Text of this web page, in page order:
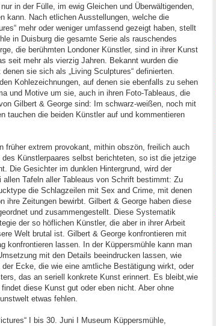
in der Fülle, im ewig Gleichen und Überwältigenden,
kann. Nach etlichen Ausstellungen, welche die
mehr oder weniger umfassend gezeigt haben, stellt
in Duisburg die gesamte Serie als rauschendes
die berühmten Londoner Künstler, sind in ihrer Kunst
seit mehr als vierzig Jahren. Bekannt wurden die
sie sich als „Living Sculptures“ definierten.
Kohlezeichnungen, auf denen sie ebenfalls zu sehen
und Motive um sie, auch in ihren Foto-Tableaus, die
Gilbert & George sind: Im schwarz-weißen, noch mit
tauchen die beiden Künstler auf und kommentieren
früher extrem provokant, mithin obszön, freilich auch
Künstlerpaares selbst berichteten, so ist die jetzige
Die Gesichter im dunklen Hintergrund, wird der
allen Tafeln aller Tableaus von Schrift bestimmt: Zu
die Schlagzeilen mit Sex and Crime, mit denen
ihre Zeitungen bewirbt. Gilbert & George haben diese
und zusammengestellt. Diese Systematik
der so höflichen Künstler, die aber in ihrer Arbeit
Welt brutal ist. Gilbert & George konfrontieren mit
konfrontieren lassen. In der Küppersmühle kann man
mit den Details beeindrucken lassen, wie
Ecke, die wie eine amtliche Bestätigung wirkt, oder
das an seriell konkrete Kunst erinnert. Es bleibt,wie
diese Kunst gut oder eben nicht. Aber ohne
etwas fehlen.
I bis 30. Juni I Museum Küppersmühle,